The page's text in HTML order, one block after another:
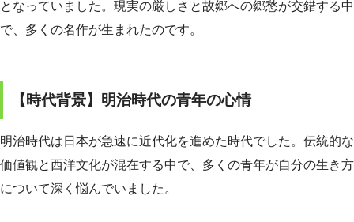
となっていました。現実の厳しさと故郷への郷愁が交錯する中
で、多くの名作が生まれたのです。
【時代背景】明治時代の青年の心情
明治時代は日本が急速に近代化を進めた時代でした。伝統的な
価値観と西洋文化が混在する中で、多くの青年が自分の生き方
について深く悩んでいました。